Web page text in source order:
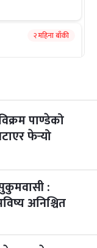
२ महिना बाँकी
२ महिना बाँकी
२ महिना बाँकी
पाण्डेको
फेर्‍यो
:
अनिश्चित